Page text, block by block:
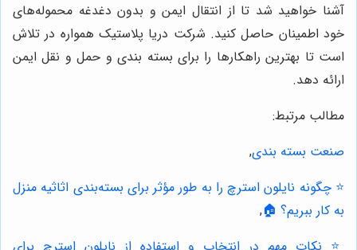
آشنا خواهید شد تا از انتقال ایمن و بدون دغدغه محموله‌های
خود اطمینان حاصل کنید. شرکت دریا پلاستیک همواره در تلاش
است تا بهترین راهکارها را برای بسته بندی و حمل و نقل ایمن
ارائه دهد.
مطالب مرتبط:
صنعت بسته بندی,
⭐️ چگونه نایلون استرچ را به طور مؤثر برای بسته‌بندی اثاثیه منزل
به کار ببریم؟ 🏠,